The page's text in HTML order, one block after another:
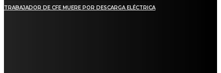
TRABAJADOR DE CFE MUERE POR DESCARGA ELÉCTRICA